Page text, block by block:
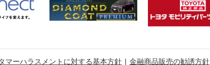
マーハラスメントに対する基本方針 金融商品販売の勧誘方針